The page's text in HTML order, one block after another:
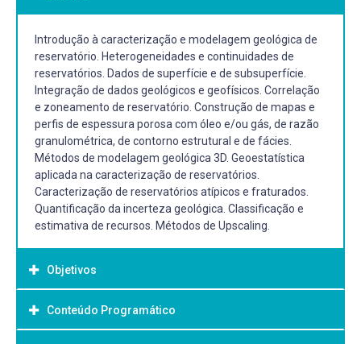
Introdução à caracterização e modelagem geológica de
reservatório. Heterogeneidades e continuidades de
reservatórios. Dados de superfície e de subsuperfície.
Integração de dados geológicos e geofísicos. Correlação
e zoneamento de reservatório. Construção de mapas e
perfis de espessura porosa com óleo e/ou gás, de razão
granulométrica, de contorno estrutural e de fácies.
Métodos de modelagem geológica 3D. Geoestatística
aplicada na caracterização de reservatórios.
Caracterização de reservatórios atípicos e fraturados.
Quantificação da incerteza geológica. Classificação e
estimativa de recursos. Métodos de Upscaling.
Objetivos
Objetivo Geral:
Conteúdo Programático